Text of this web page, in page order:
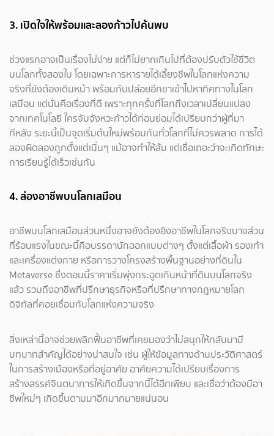
3. เปิดใจให้พร้อมและลองก้าวไปค้นพบ
ช่วงแรกอาจเป็นเรื่องไม่ง่าย แต่ก็ไม่ยากเกินไปที่ต้องปรับตัวใช้ชีวิต
บนโลกทั้งสองใบ โดยเฉพาะการหารายได้เลี้ยงชีพในโลกแห่งความ
จริงที่ยังต้องเดินหน้า พร้อมกับปล่อยอีกขาเข้าไปหาทิศทางในโลก
เสมือน แต่นั่นคือเรื่องที่ดี เพราะทุกครั้งที่โลกถึงเวลาเปลี่ยนแปลง
จากเทคโนโลยี ใครจับจังหวะก้าวได้ก่อนย่อมได้เปรียบกว่าผู้ที่มา
ทีหลัง ระยะนี้เป็นจุดเริ่มต้นใหม่พร้อมกันทั่วโลกที่ไม่ควรพลาด การได้
ลองผิดลองถูกตั้งแต่เนิ่นๆ แม้อาจทำให้ล้ม แต่เชื่อเถอะว่าจะเกิดทักษะ
การเรียนรู้ได้เร็วเช่นกัน
4. ส่องอาชีพบนโลกเสมือน
อาชีพบนโลกเสมือนส่วนหนึ่งอาจยังต้องอิงอาชีพในโลกจริงบางส่วน
ที่ร้อนแรงในขณะนี้คือบรรดานักออกแบบต่างๆ ตั้งแต่เสื้อผ้า รองเท้า
และเครื่องแต่งกาย หรือการวางโครงสร้างพื้นฐานอย่างที่ดินใน
Metaverse ซึ่งตอนนี้ราคาเริ่มพุ่งกระฉูดเกินหน้าที่ดินบนโลกจริง
แล้ว รวมถึงอาชีพที่ปรึกษาธุรกิจหรือที่ปรึกษาทางกฎหมายโลก
ดิจิทัลที่คอยเชื่อมกับโลกแห่งความจริง
สิ่งเหล่านี้อาจช่วยพลิกฟื้นอาชีพที่เคยมองว่าไม่สนุกให้กลับมามี
บทบาทสำคัญได้อย่างน่าสนใจ เช่น ผู้ให้ข้อมูลทางด้านประวัติศาสตร์
ในการสร้างเมืองหรือที่อยู่อาศัย อาศัยความได้เปรียบเรื่องการ
สร้างสรรค์จินตนาการให้เกิดขึ้นจากนี้ได้อีกเพียบ และเชื่อว่าต้องมีอา
ชีพใหม่ๆ เกิดขึ้นตามมาอีกมากมายแน่นอน